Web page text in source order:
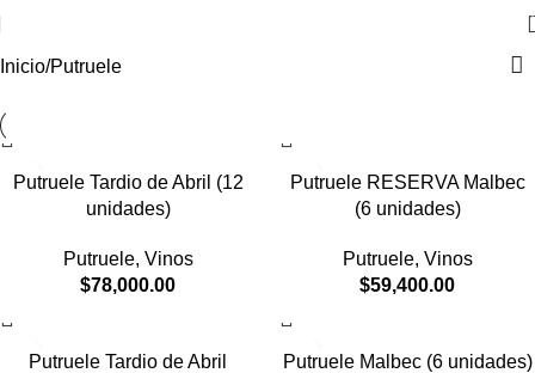
Inicio Putruele
Putruele Tardio de Abril (12
unidades)
Putruele, Vinos
$78,000.00
Putruele RESERVA Malbec
(6 unidades)
Putruele, Vinos
$59,400.00
Putruele Tardio de Abril
Putruele Malbec (6 unidades)